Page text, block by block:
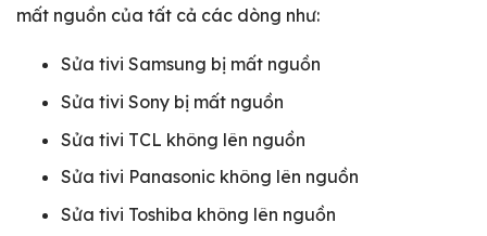
mất nguồn của tất cả các dòng như:
Sửa tivi Samsung bị mất nguồn
Sửa tivi Sony bị mất nguồn
Sửa tivi TCL không lên nguồn
Sửa tivi Panasonic không lên nguồn
Sửa tivi Toshiba không lên nguồn